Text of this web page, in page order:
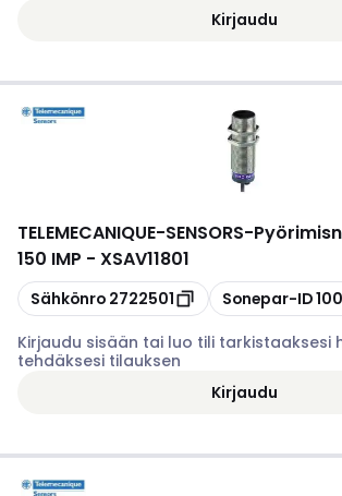
Kirjaudu
TELEMECANIQUE-SENSORS-
150 IMP - XSAV11801
Kopioi
Sähkönro 2722501 Kopioi
Sonepar-ID
Kirjaudu sisään tai luo tili tarkistaaksesi
tehdäksesi tilauksen
Kirjaudu